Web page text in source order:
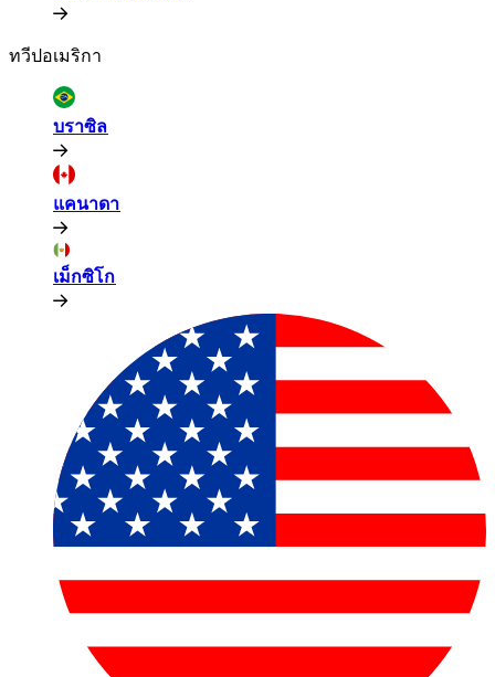
ทวีปอเมริกา​​
บราซิล​​
แคนาดา​​
เม็กซิโก​​